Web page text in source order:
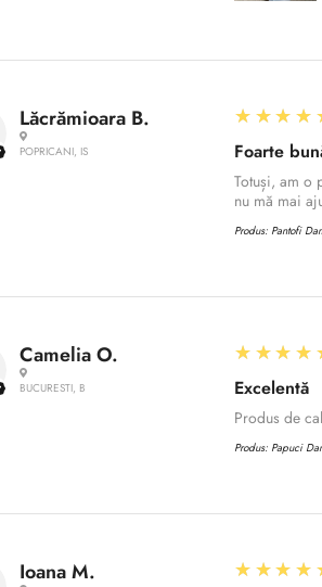
Lăcrămioara B.
POPRICANI, IS
5
Foarte
Totuși, am o
nu mă mai
Produs: Pantofi
Camelia O.
BUCURESTI, B
5
Excelentă
Produs de
Produs: Papuci
Ioana M. 5